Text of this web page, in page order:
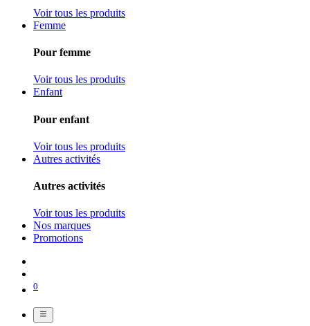
Voir tous les produits
Femme
Pour femme
Voir tous les produits
Enfant
Pour enfant
Voir tous les produits
Autres activités
Autres activités
Voir tous les produits
Nos marques
Promotions
0